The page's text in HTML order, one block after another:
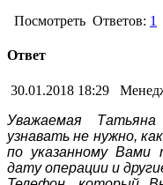
Посмотреть Ответов: 1
Ответ
30.01.2018 18:29
Уважаемая
узнавать не нужно,
по указанному
дату операции и